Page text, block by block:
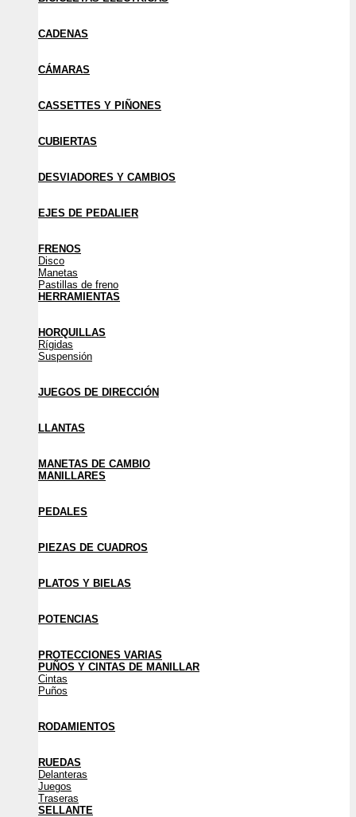
CADENAS
CÁMARAS
CASSETTES Y PIÑONES
CUBIERTAS
DESVIADORES Y CAMBIOS
EJES DE PEDALIER
FRENOS
Disco
Manetas
Pastillas de freno
HERRAMIENTAS
HORQUILLAS
Rígidas
Suspensión
JUEGOS DE DIRECCIÓN
LLANTAS
MANETAS DE CAMBIO
MANILLARES
PEDALES
PIEZAS DE CUADROS
PLATOS Y BIELAS
POTENCIAS
PROTECCIONES VARIAS
PUÑOS Y CINTAS DE MANILLAR
Cintas
Puños
RODAMIENTOS
RUEDAS
Delanteras
Juegos
Traseras
SELLANTE